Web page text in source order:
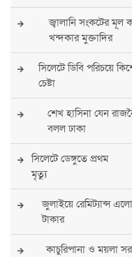
জ্বালানি সংকটের মূল
খন্দকার মুক্তাদির
সিলেটে ডিবি পরিচয়ে
চেষ্টা
শেখ হাসিনা যেন
বলল ঢাকা
সিলেটে ডেঙ্গুতে প্রথম
মৃত্যু
জুলাইয়ে রেমিট্যান্স
টাকার
কাচুরিপানা ও ময়লা